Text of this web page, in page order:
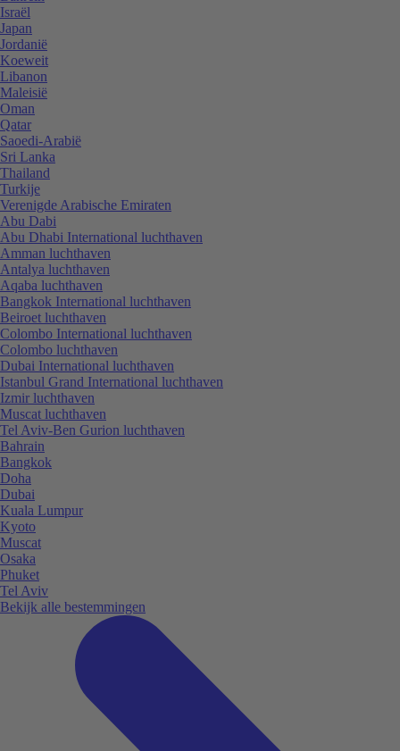
Israël
Japan
Jordanië
Koeweit
Libanon
Maleisië
Oman
Qatar
Saoedi-Arabië
Sri Lanka
Thailand
Turkije
Verenigde Arabische Emiraten
Abu Dabi
Abu Dhabi International luchthaven
Amman luchthaven
Antalya luchthaven
Aqaba luchthaven
Bangkok International luchthaven
Beiroet luchthaven
Colombo International luchthaven
Colombo luchthaven
Dubai International luchthaven
Istanbul Grand International luchthaven
Izmir luchthaven
Muscat luchthaven
Tel Aviv-Ben Gurion luchthaven
Bahrain
Bangkok
Doha
Dubai
Kuala Lumpur
Kyoto
Muscat
Osaka
Phuket
Tel Aviv
Bekijk alle bestemmingen